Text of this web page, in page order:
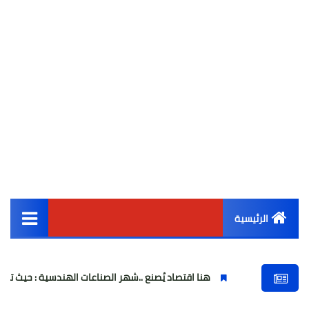
الرئيسية
أخبار مصر
هنا اقتصاد يُصنع ..شهر الصناعات الهندسية : حيث تتحول الفكرة إلى